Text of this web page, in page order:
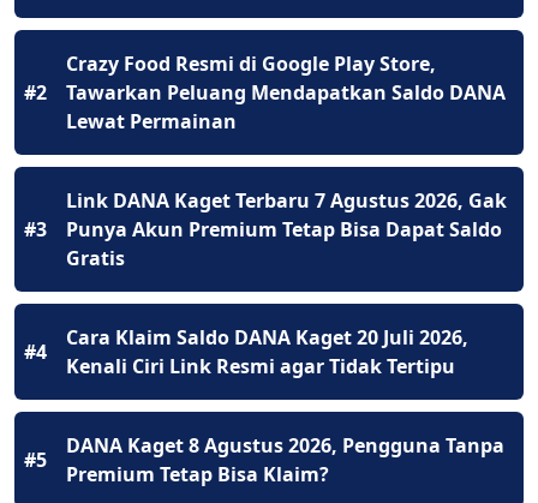
#2
Crazy Food Resmi di Google Play Store,
Tawarkan Peluang Mendapatkan Saldo DANA
Lewat Permainan
#3
Link DANA Kaget Terbaru 7 Agustus 2026, Gak
Punya Akun Premium Tetap Bisa Dapat Saldo
Gratis
#4
Cara Klaim Saldo DANA Kaget 20 Juli 2026,
Kenali Ciri Link Resmi agar Tidak Tertipu
#5
DANA Kaget 8 Agustus 2026, Pengguna Tanpa
Premium Tetap Bisa Klaim?